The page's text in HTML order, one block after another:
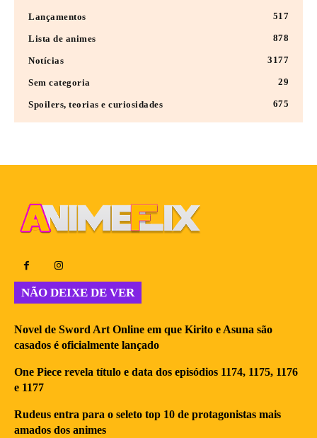
Lançamentos 517
Lista de animes 878
Notícias 3177
Sem categoria 29
Spoilers, teorias e curiosidades 675
NÃO DEIXE DE VER
Novel de Sword Art Online em que Kirito e Asuna são
casados é oficialmente lançado
One Piece revela título e data dos episódios 1174, 1175, 1176
e 1177
Rudeus entra para o seleto top 10 de protagonistas mais
amados dos animes